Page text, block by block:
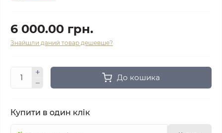
6 000.00 грн.
Знайшли даний товар дешевше?
До кошика
Купити в один клік